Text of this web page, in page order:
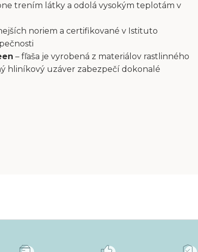
trením látky a odolá vysokým teplotám v
noriem a certifikované v Istituto
– fľaša je vyrobená z materiálov rastlinného
hliníkový uzáver zabezpečí dokonalé